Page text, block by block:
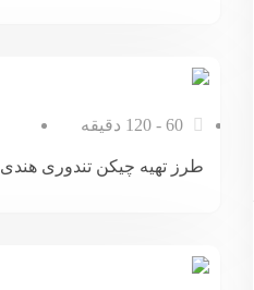
طرز تهیه چیکن تندوری هندی